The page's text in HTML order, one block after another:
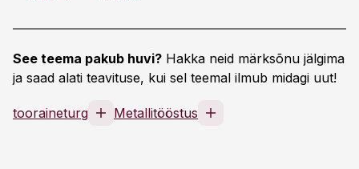
See teema pakub huvi? Hakka neid märksõnu jälgima
ja saad alati teavituse, kui sel teemal ilmub midagi uut!
tooraineturg Metallitööstus